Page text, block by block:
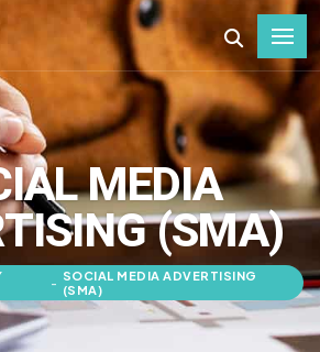
MEDIA
(SMA)
- SOCIAL MEDIA ADVERTISING
(SMA)